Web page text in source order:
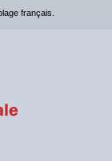
français.